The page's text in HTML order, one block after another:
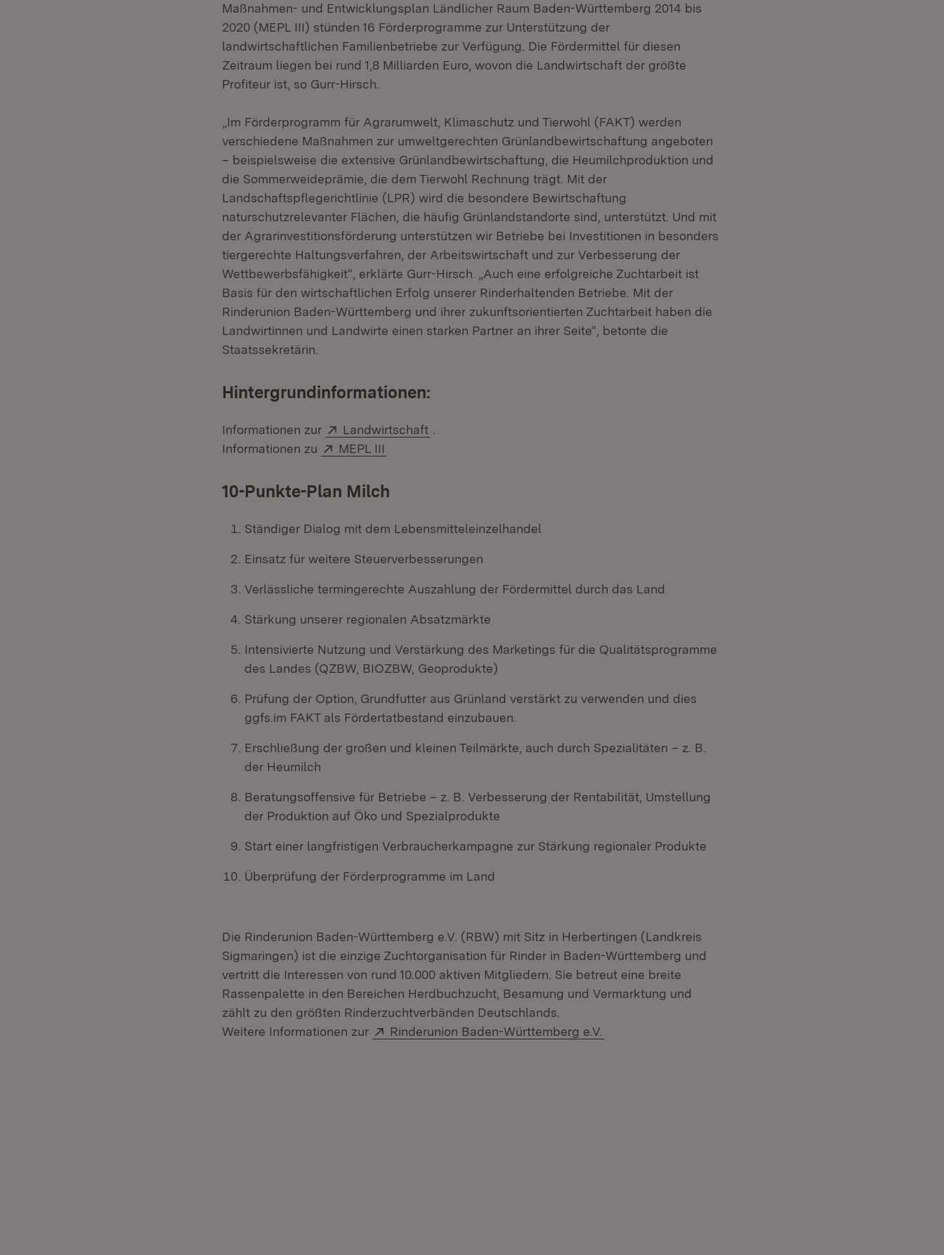
Maßnahmen- und Entwicklungsplan Ländlicher Raum Baden-Württemberg 2014 bis
2020 (MEPL III) stünden 16 Förderprogramme zur Unterstützung der
landwirtschaftlichen Familienbetriebe zur Verfügung. Die Fördermittel für diesen
Zeitraum liegen bei rund 1,8 Milliarden Euro, wovon die Landwirtschaft der größte
Profiteur ist, so Gurr-Hirsch.
„Im Förderprogramm für Agrarumwelt, Klimaschutz und Tierwohl (FAKT) werden
verschiedene Maßnahmen zur umweltgerechten Grünlandbewirtschaftung angeboten
– beispielsweise die extensive Grünlandbewirtschaftung, die Heumilchproduktion und
die Sommerweideprämie, die dem Tierwohl Rechnung trägt. Mit der
Landschaftspflegerichtlinie (LPR) wird die besondere Bewirtschaftung
naturschutzrelevanter Flächen, die häufig Grünlandstandorte sind, unterstützt. Und mit
der Agrarinvestitionsförderung unterstützen wir Betriebe bei Investitionen in besonders
tiergerechte Haltungsverfahren, der Arbeitswirtschaft und zur Verbesserung der
Wettbewerbsfähigkeit“, erklärte Gurr-Hirsch. „Auch eine erfolgreiche Zuchtarbeit ist
Basis für den wirtschaftlichen Erfolg unserer Rinderhaltenden Betriebe. Mit der
Rinderunion Baden-Württemberg und ihrer zukunftsorientierten Zuchtarbeit haben die
Landwirtinnen und Landwirte einen starken Partner an ihrer Seite“, betonte die
Staatssekretärin.
Hintergrundinformationen:
Informationen zur Extern:
Landwirtschaft
Informationen zu
Extern:
MEPL III
10-Punkte-Plan Milch
Ständiger Dialog mit dem Lebensmitteleinzelhandel
Einsatz für weitere Steuerverbesserungen
Verlässliche termingerechte Auszahlung der Fördermittel durch das Land
Stärkung unserer regionalen Absatzmärkte
Intensivierte Nutzung und Verstärkung des Marketings für die Qualitätsprogramme
des Landes (QZBW, BIOZBW, Geoprodukte)
Prüfung der Option, Grundfutter aus Grünland verstärkt zu verwenden und dies
ggfs.im FAKT als Fördertatbestand einzubauen.
Erschließung der großen und kleinen Teilmärkte, auch durch Spezialitäten – z. B.
der Heumilch
Beratungsoffensive für Betriebe – z. B. Verbesserung der Rentabilität, Umstellung
der Produktion auf Öko und Spezialprodukte
Start einer langfristigen Verbraucherkampagne zur Stärkung regionaler Produkte
Überprüfung der Förderprogramme im Land
Die Rinderunion Baden-Württemberg e.V. (RBW) mit Sitz in Herbertingen (Landkreis
Sigmaringen) ist die einzige Zuchtorganisation für Rinder in Baden-Württemberg und
vertritt die Interessen von rund 10.000 aktiven Mitgliedern. Sie betreut eine breite
Rassenpalette in den Bereichen Herdbuchzucht, Besamung und Vermarktung und
zählt zu den größten Rinderzuchtverbänden Deutschlands.
Weitere Informationen zur
Extern:
Rinderunion Baden-Württemberg e.V.